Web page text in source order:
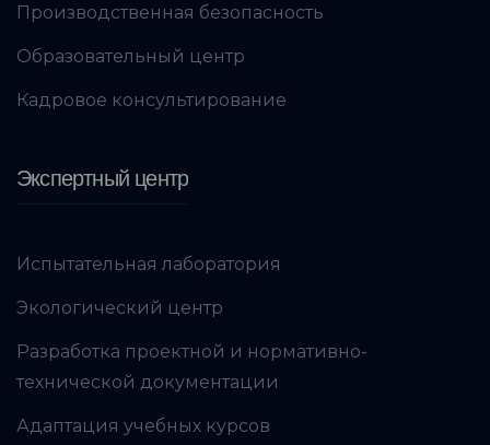
Производственная безопасность
Образовательный центр
Кадровое консультирование
Экспертный центр
Испытательная лаборатория
Экологический центр
Разработка проектной и нормативно-
технической документации
Адаптация учебных курсов